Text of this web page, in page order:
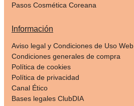
Pasos Cosmética Coreana
Información
Aviso legal y Condiciones de Uso Web
Condiciones generales de compra
Política de cookies
Política de privacidad
Canal Ético
Bases legales ClubDIA